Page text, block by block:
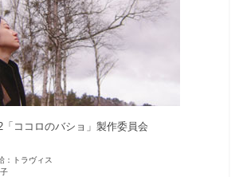
ココロのバショ」製作委員会
：トラヴィス